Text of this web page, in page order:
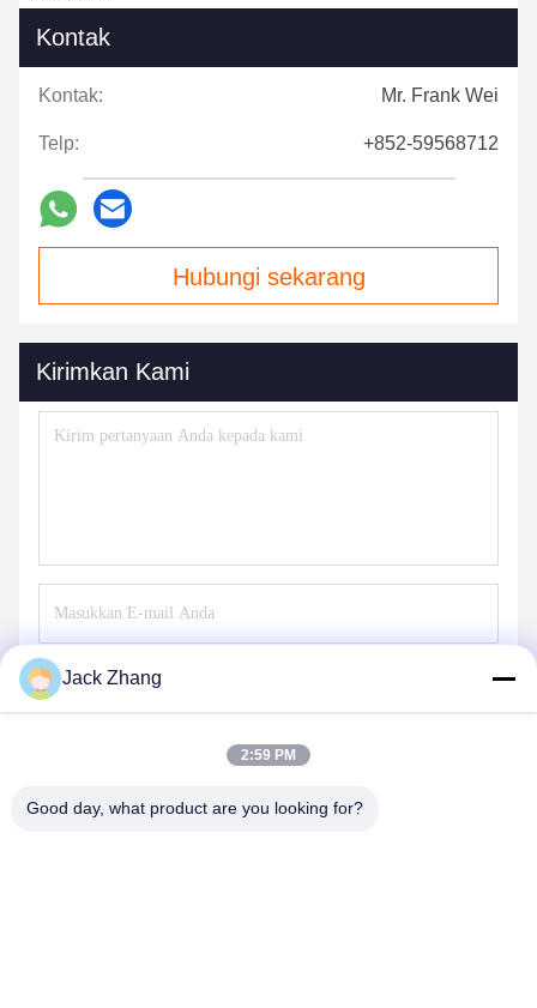
Kontak
Kontak: Mr. Frank Wei
Telp: +852-59568712
Hubungi sekarang
Kirimkan Kami
Jack Zhang
2:59 PM
Good day, what product are you looking for?